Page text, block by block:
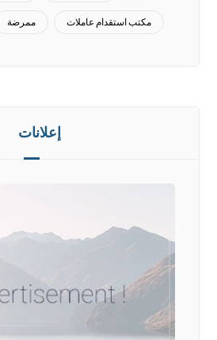
مكتب استقدام عاملات ممرضة
إعلانات